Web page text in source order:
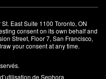
East Suite 1100 Toronto, ON
consent on its own behalf and
Street, Floor 7, San Francisco,
your consent at any time.
de Sephora